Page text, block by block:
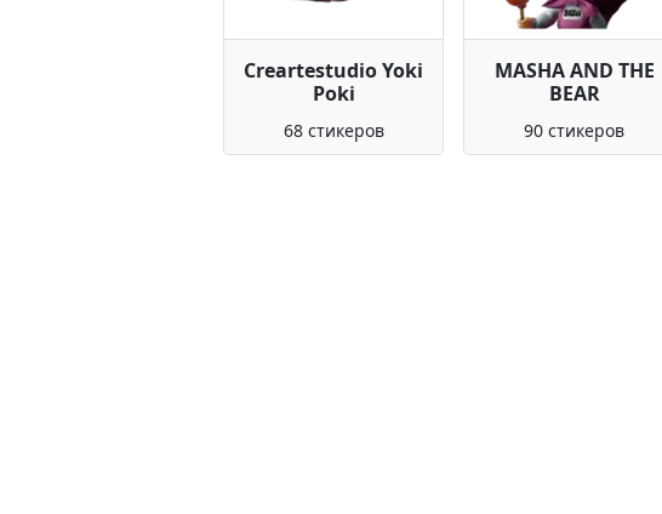
Creartestudio Yoki
Poki
68 стикеров
MASHA AND THE
BEAR
90 стикеров